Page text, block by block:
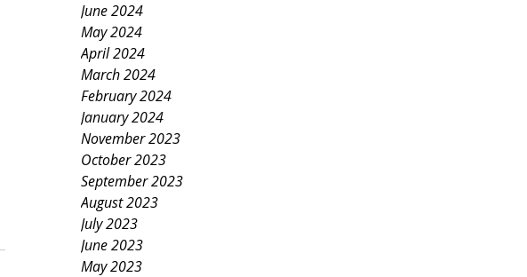
June 2024
May 2024
April 2024
March 2024
February 2024
January 2024
November 2023
October 2023
September 2023
August 2023
July 2023
June 2023
May 2023